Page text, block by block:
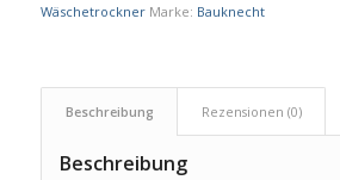
Wäschetrockner Marke: Bauknecht
Beschreibung Rezensionen (0)
Beschreibung